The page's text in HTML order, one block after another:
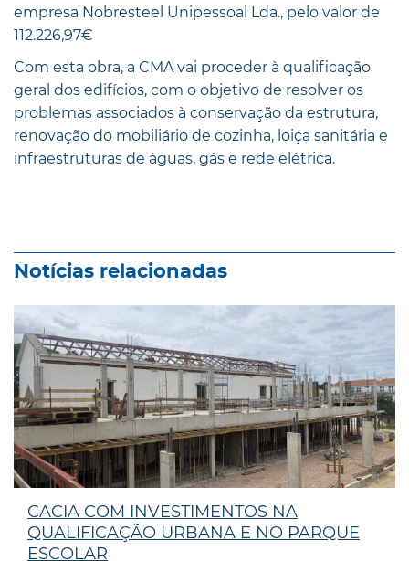
empresa Nobresteel Unipessoal Lda., pelo valor de
112.226,97€
Com esta obra, a CMA vai proceder à qualificação
geral dos edifícios, com o objetivo de resolver os
problemas associados à conservação da estrutura,
renovação do mobiliário de cozinha, loiça sanitária e
infraestruturas de águas, gás e rede elétrica.
Notícias relacionadas
CACIA COM INVESTIMENTOS NA
QUALIFICAÇÃO URBANA E NO PARQUE
ESCOLAR